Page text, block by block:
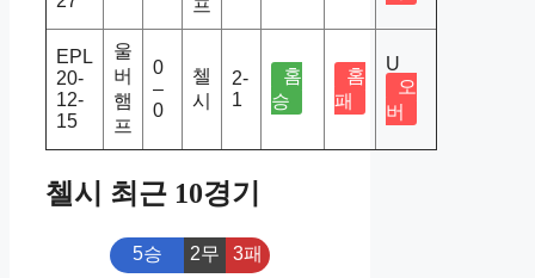
프
EPL
20-
12-
15
울
버
햄
프
0
–
0
첼
시
2-
1
홈
승
홈
패
U
오
버
첼시 최근 10경기
5승 2무 3패